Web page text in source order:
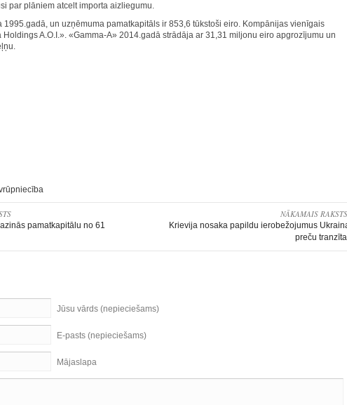
par plāniem atcelt importa aizliegumu.
1995.gadā, un uzņēmuma pamatkapitāls ir 853,6 tūkstoši eiro. Kompānijas vienīgais
Holdings A.O.I.». «Gamma-A» 2014.gadā strādāja ar 31,31 miljonu eiro apgrozījumu un
pamatkapitālu no 61
NĀKAMAIS
Krievija nosaka papildu ierobežojumus
preču
Jūsu vārds (nepieciešams)
E-pasts (nepieciešams)
Mājaslapa